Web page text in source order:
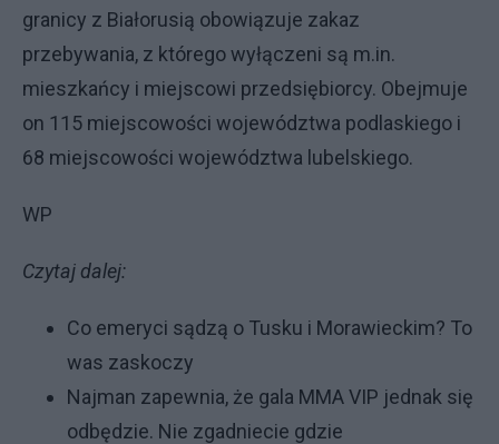
granicy z Białorusią obowiązuje zakaz
przebywania, z którego wyłączeni są m.in.
mieszkańcy i miejscowi przedsiębiorcy. Obejmuje
on 115 miejscowości województwa podlaskiego i
68 miejscowości województwa lubelskiego.
WP
Czytaj dalej:
Co emeryci sądzą o Tusku i Morawieckim? To
was zaskoczy
Najman zapewnia, że gala MMA VIP jednak się
odbędzie. Nie zgadniecie gdzie